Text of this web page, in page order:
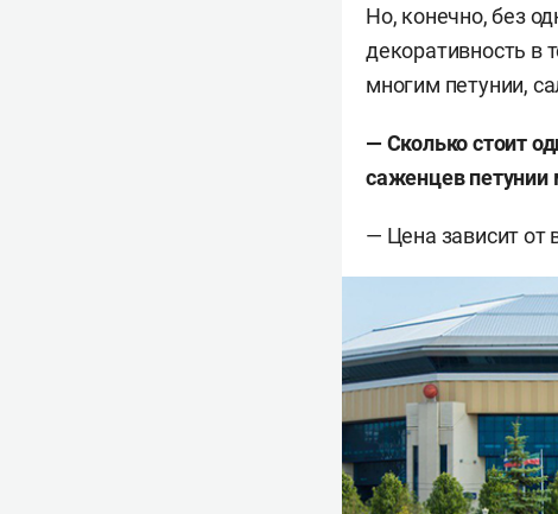
Но, конечно, без
декоративность в
многим петунии,
— Сколько стоит
саженцев петунии
— Цена зависит от